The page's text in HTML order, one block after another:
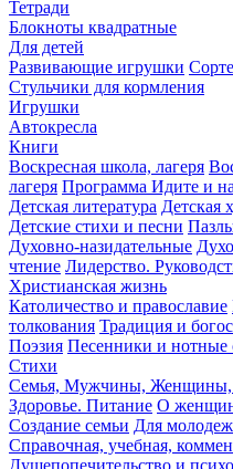
Тетради
Блокноты квадратные
Для детей
Развивающие игрушки
Стульчики для кормления
Игрушки
Автокресла
Книги
Воскресная школа, лагеря
лагеря Программа Идите и
Детская литература Детская
Детские стихи и песни
Духовно-назидательные
чтение Лидерство.
Христианская жизнь
Католичество и православие
толкования Традиция и
Поэзия Песенники и нотные
Стихи
Семья, Мужчины, Женщины,
Здоровье. Питание О
Создание семьи Для
Справочная, учебная,
Душепопечительство и